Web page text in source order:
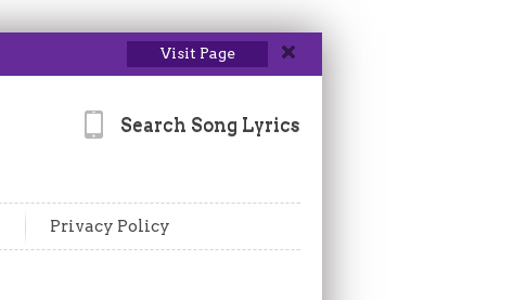
Visit Page
Search Song Lyrics
Privacy Policy